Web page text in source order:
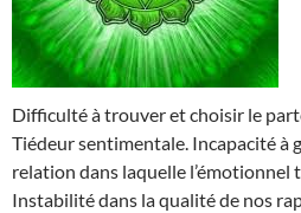
Difficulté à trouver et choisir le
Tiédeur sentimentale. Incapacité à
relation dans laquelle l’émotionnel
Instabilité dans la qualité de nos